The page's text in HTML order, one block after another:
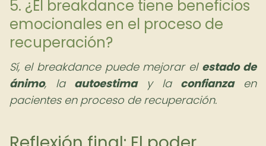
5. ¿El breakdance tiene beneficios
emocionales en el proceso de
recuperación?
Sí, el breakdance puede mejorar el estado de
ánimo, la autoestimay la confianzaen
pacientes en proceso de recuperación.